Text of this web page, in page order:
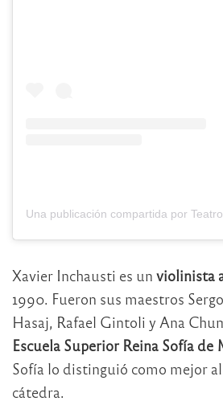
Xavier Inchausti es un violinista
1990. Fueron sus maestros
Hasaj, Rafael Gintoli y Ana
Escuela Superior Reina Sofía
Sofía lo distinguió como mejor
cátedra.